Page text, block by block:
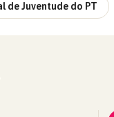
de Juventude do PT